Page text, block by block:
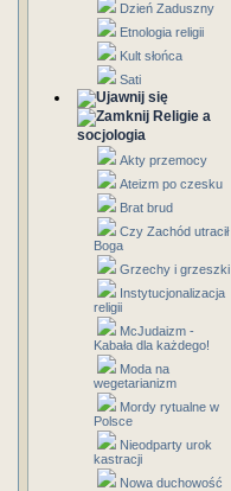
Dzień Zaduszny
Etnologia religii
Kult słońca
Sati
Religie a
socjologia
Akty przemocy
Ateizm po czesku
Brat brud
Czy Zachód utracił
Boga
Grzechy i grzeszki
Instytucjonalizacja
religii
McJudaizm -
Kabała dla każdego!
Moda na
wegetarianizm
Mordy rytualne w
Polsce
Nieodparty urok
kastracji
Nowa duchowość